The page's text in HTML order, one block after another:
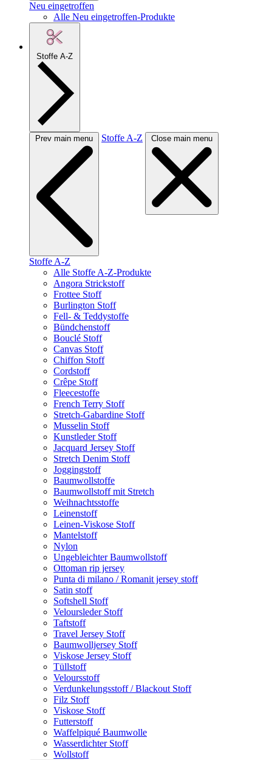
Neu eingetroffen
Alle Neu eingetroffen-Produkte
Stoffe A-Z
Prev main menu Stoffe A-Z Close main menu
Stoffe A-Z
Alle Stoffe A-Z-Produkte
Angora Strickstoff
Frottee Stoff
Burlington Stoff
Fell- & Teddystoffe
Bündchenstoff
Bouclé Stoff
Canvas Stoff
Chiffon Stoff
Cordstoff
Crêpe Stoff
Fleecestoffe
French Terry Stoff
Stretch-Gabardine Stoff
Musselin Stoff
Kunstleder Stoff
Jacquard Jersey Stoff
Stretch Denim Stoff
Joggingstoff
Baumwollstoffe
Baumwollstoff mit Stretch
Weihnachtsstoffe
Leinenstoff
Leinen-Viskose Stoff
Mantelstoff
Nylon
Ungebleichter Baumwollstoff
Ottoman rip jersey
Punta di milano / Romanit jersey stoff
Satin stoff
Softshell Stoff
Veloursleder Stoff
Taftstoff
Travel Jersey Stoff
Baumwolljersey Stoff
Viskose Jersey Stoff
Tüllstoff
Veloursstoff
Verdunkelungsstoff / Blackout Stoff
Filz Stoff
Viskose Stoff
Futterstoff
Waffelpiqué Baumwolle
Wasserdichter Stoff
Wollstoff